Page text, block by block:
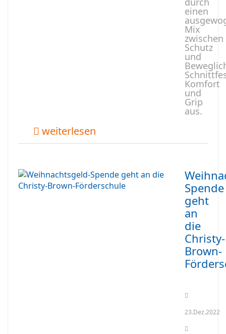
einen
Mix
zwischen
Schutz
und
Komfort
und
Grip
aus.
weiterlesen
Spende
geht
an
die
Christy-
Brown-
23.Dez.2022